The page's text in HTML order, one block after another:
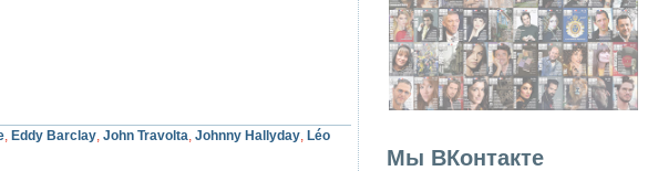
, Eddy Barclay, John Travolta, Johnny Hallyday, Léo
Мы ВКонтакте